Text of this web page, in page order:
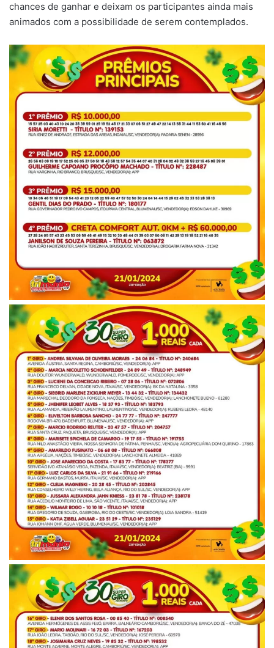
chances de ganhar e deixam os participantes ainda mais
animados com a possibilidade de serem contemplados.